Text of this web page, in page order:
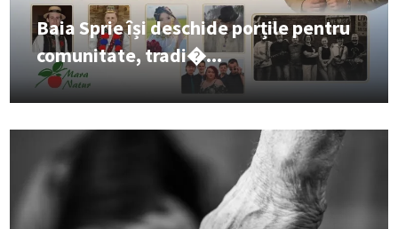
Baia Sprie își deschide porțile pentru
comunitate, tradi�...